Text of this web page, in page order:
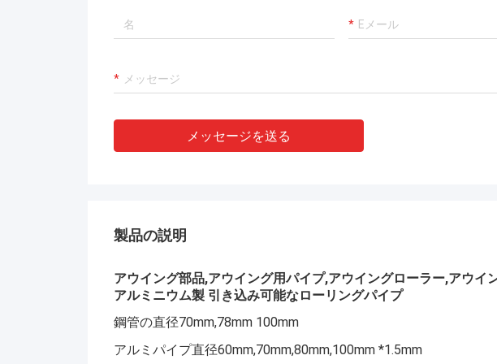
メッセージを送る
製品の説明
アウイング部品,アウイング用パイプ,アウイングローラー,アウイ
アルミニウム製 引き込み可能なローリングパイプ
鋼管の直径70mm,78mm 100mm
アルミパイプ直径60mm,70mm,80mm,100mm *1.5mm